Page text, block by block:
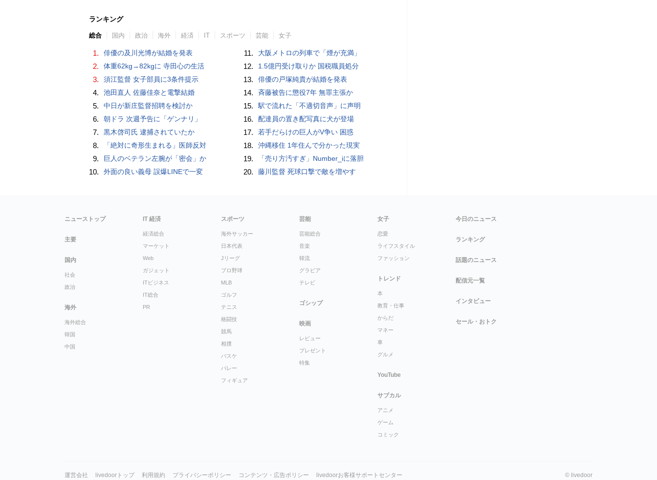
ランキング
総合 国内 政治 海外 経済 IT スポーツ 芸能 女子
1. 俳優の及川光博が結婚を発表
2. 体重62kg→82kgに 寺田心の生活
3. 須江監督 女子部員に3条件提示
4. 池田直人 佐藤佳奈と電撃結婚
5. 中日が新庄監督招聘を検討か
6. 朝ドラ 次週予告に「ゲンナリ」
7. 黒木啓司氏 逮捕されていたか
8. 「絶対に奇形生まれる」医師反対
9. 巨人のベテラン左腕が「密会」か
10. 外面の良い義母 誤爆LINEで一変
11. 大阪メトロの列車で「煙が充満」
12. 1.5億円受け取りか 国税職員処分
13. 俳優の戸塚純貴が結婚を発表
14. 斉藤被告に懲役7年 無罪主張か
15. 駅で流れた「不適切音声」に声明
16. 配達員の置き配写真に犬が登場
17. 若手だらけの巨人がV争い 困惑
18. 沖縄移住 1年住んで分かった現実
19. 「売り方汚すぎ」Number_iに落胆
20. 藤川監督 死球口撃で敵を増やす
ニューストップ
主要
国内
社会
政治
海外
海外総合
韓国
中国
IT 経済
経済総合
マーケット
Web
ガジェット
ITビジネス
IT総合
PR
スポーツ
海外サッカー
日本代表
Jリーグ
プロ野球
MLB
ゴルフ
テニス
格闘技
競馬
相撲
バスケ
バレー
フィギュア
芸能
芸能総合
音楽
韓流
グラビア
テレビ
ゴシップ
映画
レビュー
プレゼント
特集
女子
恋愛
ライフスタイル
ファッション
トレンド
本
教育・仕事
からだ
マネー
車
グルメ
YouTube
サブカル
アニメ
ゲーム
コミック
今日のニュース
ランキング
話題のニュース
配信元一覧
インタビュー
セール・おトク
運営会社 livedoorトップ 利用規約 プライバシーポリシー コンテンツ・広告ポリシー livedoorお客様サポートセンター © livedoor